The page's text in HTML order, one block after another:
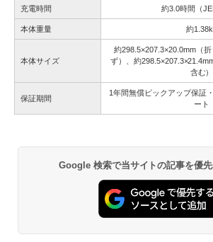
充電時間 約3.0時間（
本体重量 約
本体サイズ
約298.5×207.3×20.0mm（
ず）、約
含む）
保証期間
1年間無償ピックアップ保証
ート
Google 検索で当サイトの記事を優